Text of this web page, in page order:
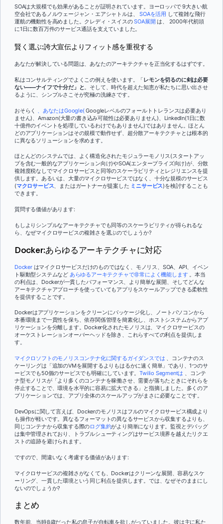
SOAは大規模でも効果があることが証明されています。ヨーロッパで 9大きい航
空会社であるノルウェージャン・エアシャトルは、SOAを活用 して複雑な飛行
運航の機動性を高めました。クレディ・スイスのSOA展開 は、 2000年代初頭
に1日に数百万件のサービス通話を支えていました。
賢く選ぶ:誇大宣伝よりフィット感を重視する
あなたが解決している問題は、あなたのアーキテクチャを正当化するはずです。
私はコンサルティングでよくこの例えを使います。「レモンを切るのに剣は必要
ない――ナイフで十分だ」と
。そして、時代を超えた知恵が私たちに思い出させ
るように、シンプルさこそが究極の洗練さです。
おそらく 、あなたはGoogle(Googleレベルのフォールトトレランスは必要あり
ません)、Amazon(大量の書き込み可能性は必要ありません)、LinkedIn(1日に数
十億件のイベントを処理しているわけでもありません)ではありません。ほとん
どのアプリケーションはその規模で動作せず、超分散アーキテクチャとは根本的
に異なるソリューションを求めます。
ほとんどのシステムでは、よく構造化されたモジュラーモノリス(スタートアッ
プを含む一般的なアプリケーション向け)やSOA(エンタープライズ向け)が、分散
複雑度税なしでマイクロサービスと同等のスケーラビリティとレジリエンスを提
供します。あるいは、大量のマイクロサービスではなく、十分な規模のサービス
(マクロサービス、またはガートナーが提案した ミニサービス)を検討することも
できます。
質問する価値があります:
もしよりシンプルなアーキテクチャでも同等のスケーラビリティが得られるな
ら、なぜマイクロサービスの複雑さを選ぶのでしょうか?
Docker:あらゆるアーキテクチャに対応
Dockerはマイクロサービスだけのものではなく、モノリス、SOA、API、イベン
ト駆動型システムなど あらゆるアーキテクチャで非常によく機能します。本当
の利点は、Dockerが一貫したパフォーマンス、より簡単な展開、そしてどんな
アーキテクチャアプローチを使っていてもアプリをスケールアップできる柔軟性
を提供することです。
Dockerはアプリケーションをクリーンにパッケージ化し、ノートパソコンから
本番環境まで一貫性を保ち、依存関係管理を簡素化し、ホストシステムからアプ
リケーションを分離します。Docker化されたモノリスは、マイクロサービスの
オーケストレーションオーバーヘッドを除き、これらすべての利点を提供しま
す。
マイクロソフトのモノリスコンテナ化に関するガイダンスでは 、コンテナのス
ケーリングは「追加のVMを展開するよりもはるかに速く簡単」であり、1つのサ
ービスでも50個のサービスでも明確にしています。Twilio Segmentは 、コンテ
ナ型モノリスが「より多くのコンテナを稼働させ、需要が落ちたときにそれらを
停止することで、環境を水平的に容易に拡大できる」と指摘しました。多くのア
プリケーションでは、アプリ全体のスケールアップがまさに必要なことです。
DevOpsに関して言えば、Dockerのモノリスはフルのマイクロサービス構成より
も操作が軽いです。異なるフォーマットの異なるサービスから収集するよりも、
同じコンテナから収集する際のログ集約がより簡単になります。監視とデバッグ
は集中管理されており、トラブルシューティングはサービス境界を越えたリクエ
ストの追跡を避けられます。
ですので、間違いなく考慮する価値があります:
マイクロサービスの複雑さがなくても、Dockerはクリーンな展開、容易なスケ
ーリング、一貫した環境という同じ利点を提供します。では、なぜそのままにし
ないのでしょうか?
まとめ
数年前、当時8歳だった私の息子が自転車を欲しがっていました。彼は主に私た